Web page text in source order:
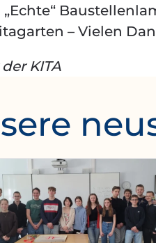
– Vielen
KITA